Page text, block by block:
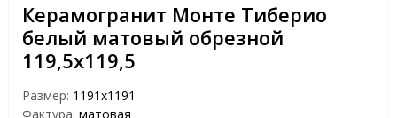
Керамогранит Монте Тиберио
белый матовый обрезной
119,5х119,5
Размер: 1191х1191
Фактура: матовая